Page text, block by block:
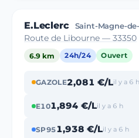
E.Leclerc Saint-Magne-
Route de Libourne — 33350
6.9 km 24h/24 Ouvert
GAZOLE2,081 €/Lil y a 6 h
E101,894 €/Lil y a 6 h
SP951,938 €/Lil y a 6 h